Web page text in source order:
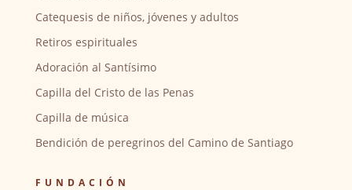
Catequesis de niños, jóvenes y adultos
Retiros espirituales
Adoración al Santísimo
Capilla del Cristo de las Penas
Capilla de música
Bendición de peregrinos del Camino de Santiago
FUNDACIÓN